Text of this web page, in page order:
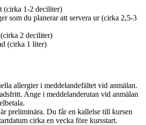
(cirka 1-2 deciliter)
som du planerar att servera ur (cirka 2,5-3
2 deciliter)
(cirka 1 liter)
allergier i meddelandefältet vid anmälan.
Ange i meddelanderutan vid anmälan
preliminära. Du får en kallelse till kursen
cirka en vecka före kursstart.